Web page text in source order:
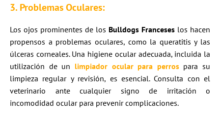
3. Problemas Oculares:
Los ojos prominentes de los Bulldogs Franceses los hacen
propensos a problemas oculares, como la queratitis y las
úlceras corneales. Una higiene ocular adecuada, incluida la
utilización de un limpiador ocular para perrospara su
limpieza regular y revisión, es esencial. Consulta con el
veterinario ante cualquier signo de irritación o
incomodidad ocular para prevenir complicaciones.